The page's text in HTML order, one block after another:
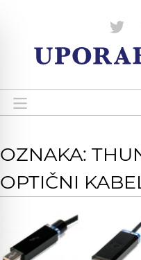
OZNAKA:
OPTIČNI